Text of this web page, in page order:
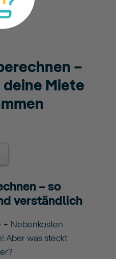
–
Miete
– so
verständlich
+ Nebenkosten
Aber was steckt